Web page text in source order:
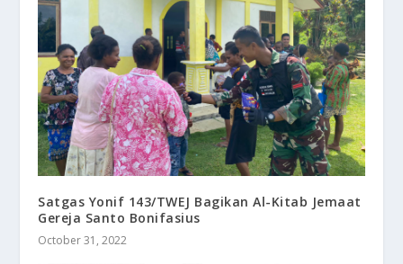
Satgas Yonif 143/TWEJ Bagikan Al-Kitab Jemaat
Gereja Santo Bonifasius
October 31, 2022